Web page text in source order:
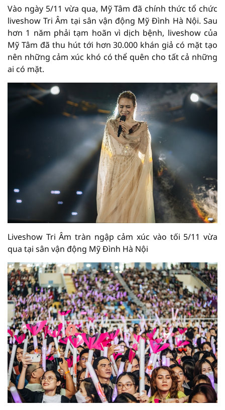
Vào ngày 5/11 vừa qua, Mỹ Tâm đã chính thức tổ chức
liveshow Tri Âm tại sân vận động Mỹ Đình Hà Nội. Sau
hơn 1 năm phải tạm hoãn vì dịch bệnh, liveshow của
Mỹ Tâm đã thu hút tới hơn 30.000 khán giả có mặt tạo
nên những cảm xúc khó có thể quên cho tất cả những
ai có mặt.
Liveshow Tri Âm tràn ngập cảm xúc vào tối 5/11 vừa
qua tại sân vận động Mỹ Đình Hà Nội